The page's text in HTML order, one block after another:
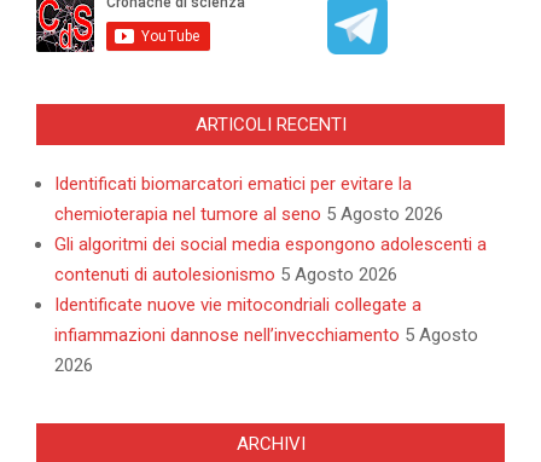
ARTICOLI RECENTI
Identificati biomarcatori ematici per evitare la
chemioterapia nel tumore al seno 5 Agosto 2026
Gli algoritmi dei social media espongono adolescenti a
contenuti di autolesionismo 5 Agosto 2026
Identificate nuove vie mitocondriali collegate a
infiammazioni dannose nell’invecchiamento 5 Agosto
2026
ARCHIVI